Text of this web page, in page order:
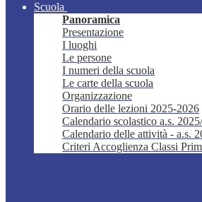
Scuola
Panoramica
Presentazione
I luoghi
Le persone
I numeri della scuola
Le carte della scuola
Organizzazione
Orario delle lezioni 2025-2026
Calendario scolastico a.s.
Calendario delle attività - a.s.
Criteri Accoglienza Classi